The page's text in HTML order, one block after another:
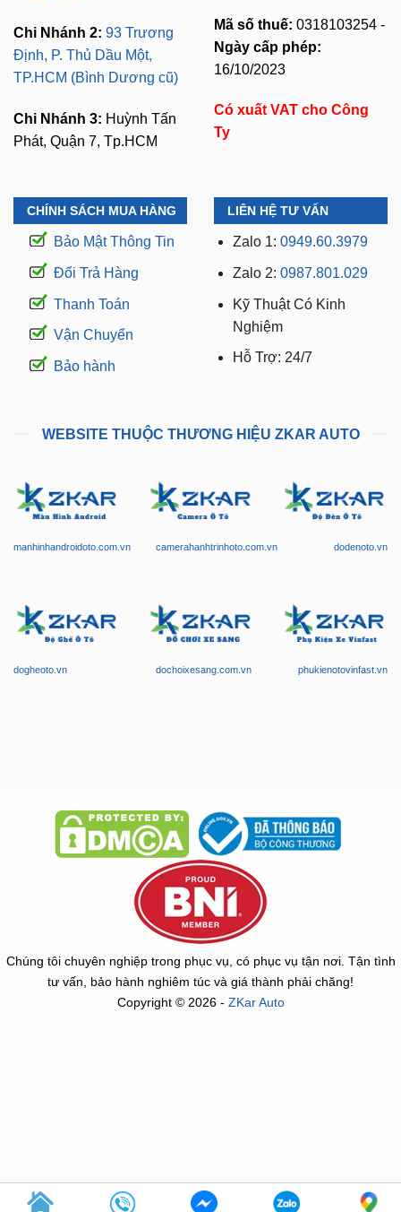
Chi Nhánh 2: 93 Trương
Định, P. Thủ Dầu Một,
TP.HCM (Bình Dương cũ)
Chi Nhánh 3: Huỳnh Tấn
Phát, Quận 7, Tp.HCM
Mã số thuế: 0318103254 -
Ngày cấp phép:
16/10/2023
Có xuất VAT cho Công
Ty
CHÍNH SÁCH MUA HÀNG
Bảo Mật Thông Tin
Đổi Trả Hàng
Thanh Toán
Vận Chuyển
Bảo hành
LIÊN HỆ TƯ VẤN
Zalo 1: 0949.60.3979
Zalo 2: 0987.801.029
Kỹ Thuật Có Kinh
Nghiệm
Hỗ Trợ: 24/7
WEBSITE THUỘC THƯƠNG HIỆU ZKAR AUTO
manhinhandroidoto.com.vn camerahanhtrinhoto.com.vn dodenoto.vn
dogheoto.vn dochoixesang.com.vn phukienotovinfast.vn
Chúng tôi chuyên nghiệp trong phục vụ, có phục vụ tận nơi. Tận tình
tư vấn, bảo hành nghiêm túc và giá thành phải chăng!
Copyright © 2026 - ZKar Auto